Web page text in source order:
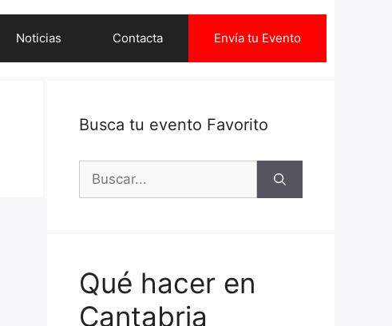
Noticias Contacta Envía tu Evento
Busca tu evento Favorito
Buscar:
Qué hacer en
Cantabria